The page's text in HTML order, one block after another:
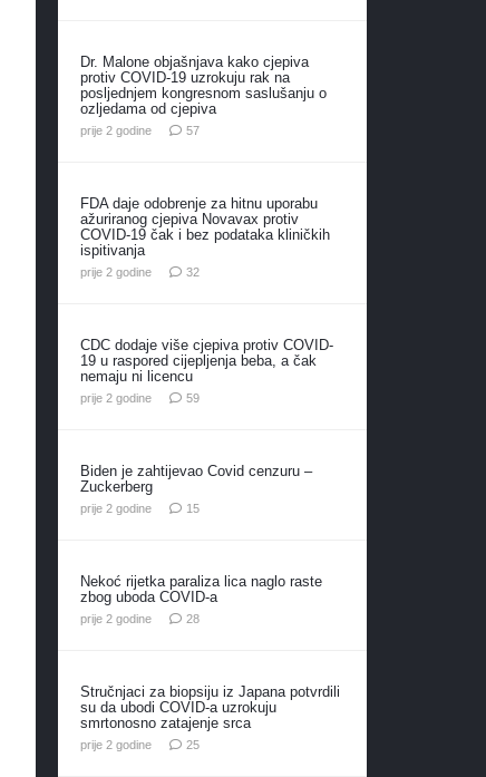
Dr. Malone objašnjava kako cjepiva
protiv COVID-19 uzrokuju rak na
posljednjem kongresnom saslušanju o
ozljedama od cjepiva
prije 2 godine 57komentara
FDA daje odobrenje za hitnu uporabu
ažuriranog cjepiva Novavax protiv
COVID-19 čak i bez podataka kliničkih
ispitivanja
prije 2 godine 32komentara
CDC dodaje više cjepiva protiv COVID-
19 u raspored cijepljenja beba, a čak
nemaju ni licencu
prije 2 godine 59komentara
Biden je zahtijevao Covid cenzuru –
Zuckerberg
prije 2 godine 15komentara
Nekoć rijetka paraliza lica naglo raste
zbog uboda COVID-a
prije 2 godine 28komentara
Stručnjaci za biopsiju iz Japana potvrdili
su da ubodi COVID-a uzrokuju
smrtonosno zatajenje srca
prije 2 godine 25komentara